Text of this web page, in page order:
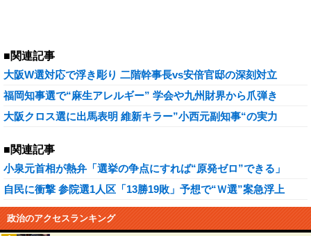
■関連記事
大阪W選対応で浮き彫り 二階幹事長vs安倍官邸の深刻対立
福岡知事選で“麻生アレルギー” 学会や九州財界から爪弾き
大阪クロス選に出馬表明 維新キラー”小西元副知事“の実力
■関連記事
小泉元首相が熱弁「選挙の争点にすれば“原発ゼロ”できる」
自民に衝撃 参院選1人区「13勝19敗」予想で“Ｗ選”案急浮上
政治のアクセスランキング